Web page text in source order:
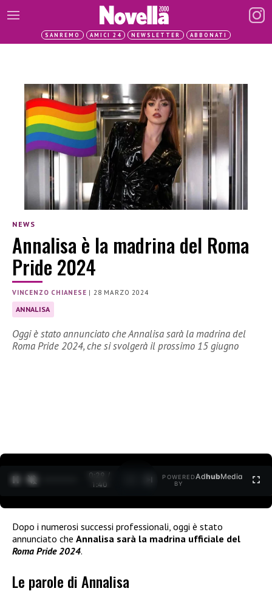
SANREMO AMICI 24 NEWSLETTER ABBONATI
NEWS
Annalisa è la madrina del Roma
Pride 2024
VINCENZO CHIANESE |28 MARZO 2024
ANNALISA
Oggi è stato annunciato che Annalisa sarà la madrina del
Roma Pride 2024, che si svolgerà il prossimo 15 giugno
0:30 /
1:40
POWERED
BY
AdhubMedia
Dopo i numerosi successi professionali, oggi è stato
annunciato che Annalisa sarà la madrina ufficiale del
Roma Pride 2024.
Le parole di Annalisa